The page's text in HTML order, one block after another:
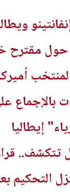
حول
أميركا
إيطاليا
تتكشف..
التحكيم